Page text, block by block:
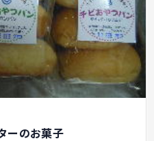
ーのお菓子